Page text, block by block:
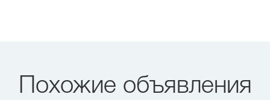
Похожие объявления